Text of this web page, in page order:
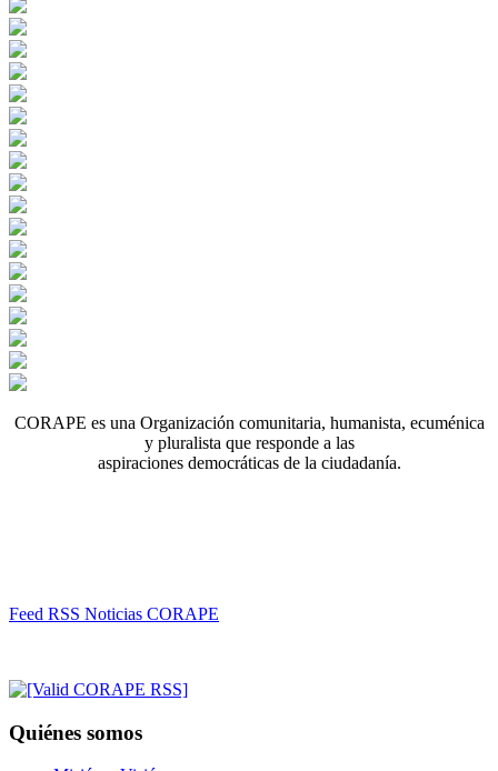
CORAPE es una Organización comunitaria, humanista, ecuménica
y pluralista que responde a las
aspiraciones democráticas de la ciudadanía.
Feed RSS Noticias CORAPE
Quiénes somos